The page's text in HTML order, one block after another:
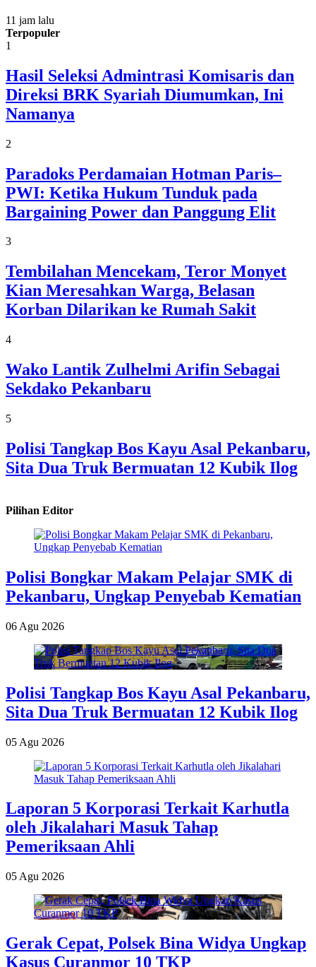
11 jam lalu
Terpopuler
1
Hasil Seleksi Admintrasi Komisaris dan
Direksi BRK Syariah Diumumkan, Ini
Namanya
2
Paradoks Perdamaian Hotman Paris–
PWI: Ketika Hukum Tunduk pada
Bargaining Power dan Panggung Elit
3
Tembilahan Mencekam, Teror Monyet
Kian Meresahkan Warga, Belasan
Korban Dilarikan ke Rumah Sakit
4
Wako Lantik Zulhelmi Arifin Sebagai
Sekdako Pekanbaru
5
Polisi Tangkap Bos Kayu Asal Pekanbaru,
Sita Dua Truk Bermuatan 12 Kubik Ilog
Pilihan Editor
Polisi Bongkar Makam Pelajar SMK di
Pekanbaru, Ungkap Penyebab Kematian
06 Agu 2026
Polisi Tangkap Bos Kayu Asal Pekanbaru,
Sita Dua Truk Bermuatan 12 Kubik Ilog
05 Agu 2026
Laporan 5 Korporasi Terkait Karhutla
oleh Jikalahari Masuk Tahap
Pemeriksaan Ahli
05 Agu 2026
Gerak Cepat, Polsek Bina Widya Ungkap
Kasus Curanmor 10 TKP